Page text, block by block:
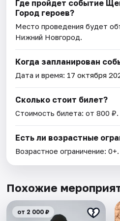
Где пройдет событие
Город героев?
Место проведения будет
Нижний Новгород.
Когда запланирован
Дата и время: 17 октября
Сколько стоит билет?
Стоимость билета: от 800 ₽.
Есть ли возрастные
Возрастное ограничение: 0+.
Похожие
от 2 000 ₽